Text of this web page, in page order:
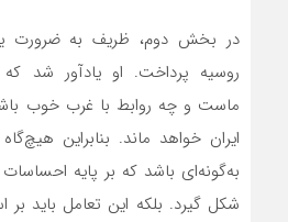
در بخش دوم، ظریف به ضرورت
روسیه پرداخت. او یادآور شد که
ماست و چه روابط با غرب خوب
ایران خواهد ماند. بنابراین
به‌گونه‌ای باشد که بر پایه احساسات
شکل گیرد. بلکه این تعامل باید